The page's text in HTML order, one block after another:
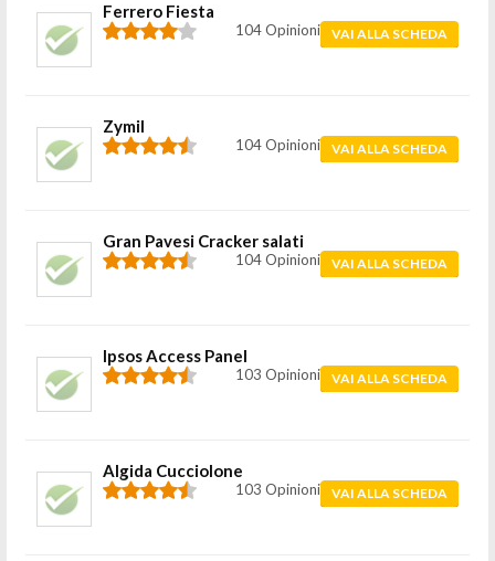
Ferrero Fiesta
104 Opinioni VAI ALLA SCHEDA
Zymil
104 Opinioni VAI ALLA SCHEDA
Gran Pavesi Cracker salati
104 Opinioni VAI ALLA SCHEDA
Ipsos Access Panel
103 Opinioni VAI ALLA SCHEDA
Algida Cucciolone
103 Opinioni VAI ALLA SCHEDA